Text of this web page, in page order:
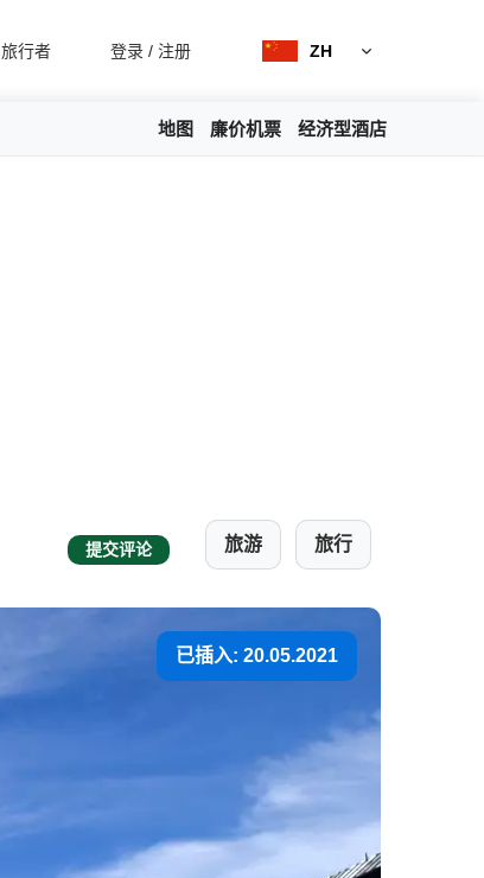
旅行者 登录 / 注册 ZH
地图 廉价机票 经济型酒店
提交评论 旅游 旅行
已插入: 20.05.2021